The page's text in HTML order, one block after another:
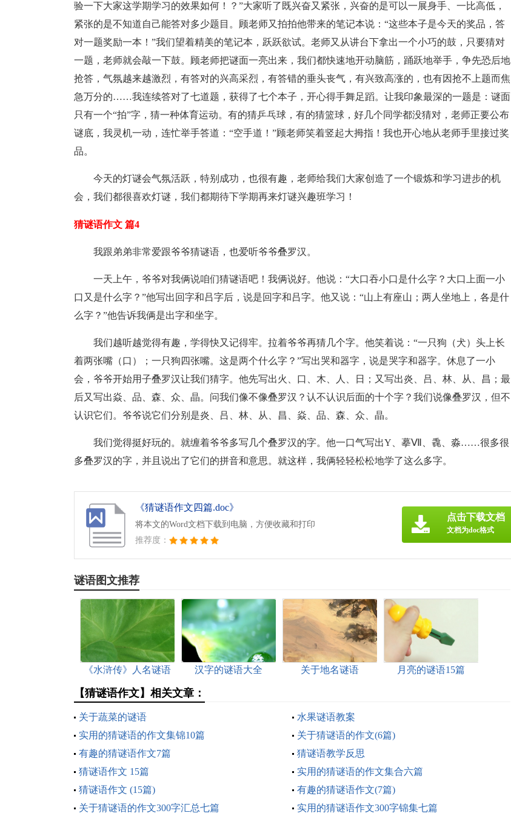
验一下大家这学期学习的效果如何！？”大家听了既兴奋又紧张，兴奋的是可以一展身手、一比高低，
紧张的是不知道自己能答对多少题目。顾老师又拍拍他带来的笔记本说：“这些本子是今天的奖品，答
对一题奖励一本！”我们望着精美的笔记本，跃跃欲试。老师又从讲台下拿出一个小巧的鼓，只要猜对
一题，老师就会敲一下鼓。顾老师把谜面一亮出来，我们都快速地开动脑筋，踊跃地举手，争先恐后地
抢答，气氛越来越激烈，有答对的兴高采烈，有答错的垂头丧气，有兴致高涨的，也有因抢不上题而焦
急万分的……我连续答对了七道题，获得了七个本子，开心得手舞足蹈。让我印象最深的一题是：谜面
只有一个“拍”字，猜一种体育运动。有的猜乒乓球，有的猜篮球，好几个同学都没猜对，老师正要公布
谜底，我灵机一动，连忙举手答道：“空手道！”顾老师笑着竖起大拇指！我也开心地从老师手里接过奖
品。
今天的灯谜会气氛活跃，特别成功，也很有趣，老师给我们大家创造了一个锻炼和学习进步的机
会，我们都很喜欢灯谜，我们都期待下学期再来灯谜兴趣班学习！
猜谜语作文 篇4
我跟弟弟非常爱跟爷爷猜谜语，也爱听爷爷叠罗汉。
一天上午，爷爷对我俩说咱们猜谜语吧！我俩说好。他说：“大口吞小口是什么字？大口上面一小
口又是什么字？”他写出回字和吕字后，说是回字和吕字。他又说：“山上有座山；两人坐地上，各是什
么字？”他告诉我俩是出字和坐字。
我们越听越觉得有趣，学得快又记得牢。拉着爷爷再猜几个字。他笑着说：“一只狗（犬）头上长
着两张嘴（口）；一只狗四张嘴。这是两个什么字？”写出哭和器字，说是哭字和器字。休息了一小
会，爷爷开始用子叠罗汉让我们猜字。他先写出火、口、木、人、日；又写出炎、吕、林、从、昌；最
后又写出焱、品、森、众、晶。问我们像不像叠罗汉？认不认识后面的十个字？我们说像叠罗汉，但不
认识它们。爷爷说它们分别是炎、吕、林、从、昌、焱、品、森、众、晶。
我们觉得挺好玩的。就缠着爷爷多写几个叠罗汉的字。他一口气写出Y、摹Ⅶ、毳、淼……很多很
多叠罗汉的字，并且说出了它们的拼音和意思。就这样，我俩轻轻松松地学了这么多字。
《猜谜语作文四篇.doc》
将本文的Word文档下载到电脑，方便收藏和打印
推荐度：
点击下载文档
文档为doc格式
谜语图文推荐
《水浒传》人名谜语 汉字的谜语大全 关于地名谜语 月亮的谜语15篇
【猜谜语作文】相关文章：
关于蔬菜的谜语
水果谜语教案
实用的猜谜语的作文集锦10篇
关于猜谜语的作文(6篇)
有趣的猜谜语作文7篇
猜谜语教学反思
猜谜语作文 15篇
实用的猜谜语的作文集合六篇
猜谜语作文 (15篇)
有趣的猜谜语作文(7篇)
关于猜谜语的作文300字汇总七篇
实用的猜谜语作文300字锦集七篇